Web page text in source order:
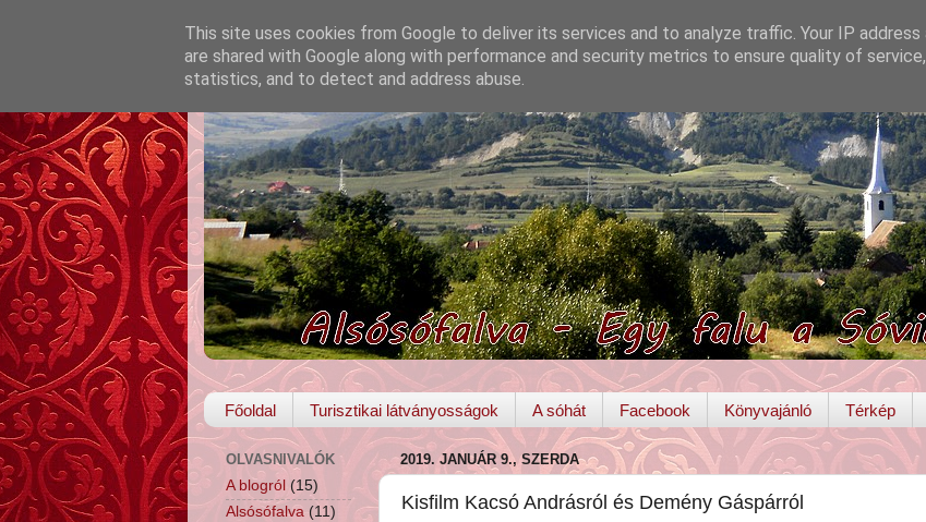
Főoldal Turisztikai látványosságok A sóhát Facebook Könyvajánló Térkép
2019. JANUÁR 9., SZERDA
Kisfilm Kacsó Andrásról és Demény Gáspárról
OLVASNIVALÓK
A blogról (15)
Alsósófalva (11)
This site uses cookies from Google to deliver its services and to analyze traffic. Your IP address
are shared with Google along with performance and security metrics to ensure quality of
statistics, and to detect and address abuse.